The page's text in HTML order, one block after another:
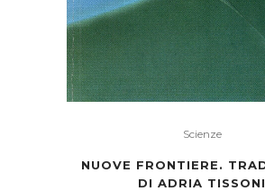
Scienze
NUOVE FRONTIERE.
DI ADRIA TISSONI